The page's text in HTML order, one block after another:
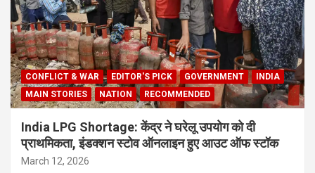
CONFLICT & WAR EDITOR'S PICK GOVERNMENT
INDIA
MAIN STORIES
NATION RECOMMENDED
India LPG Shortage: केंद्र ने घरेलू उपयोग को दी
प्राथमिकता, इंडक्शन स्टोव ऑनलाइन हुए आउट ऑफ स्टॉक
March 12, 2026